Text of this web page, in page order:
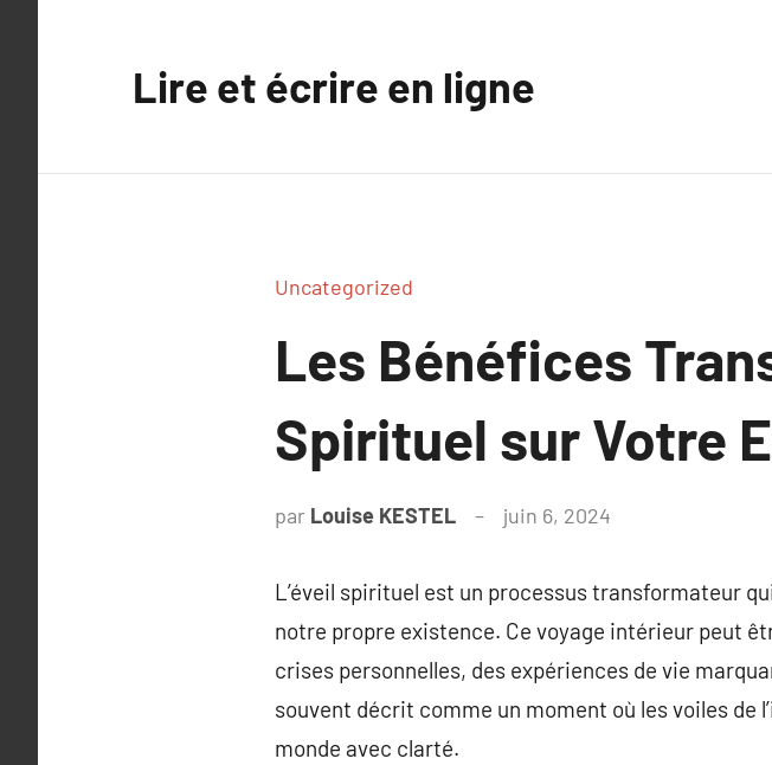
Lire et écrire en ligne
Uncategorized
Les Bénéfices
Spirituel sur Votre
par Louise KESTEL juin 6, 2024
L’éveil spirituel est un processus transformateur
notre propre existence. Ce voyage intérieur peut
crises personnelles, des expériences de vie
souvent décrit comme un moment où les voiles de
monde avec clarté.